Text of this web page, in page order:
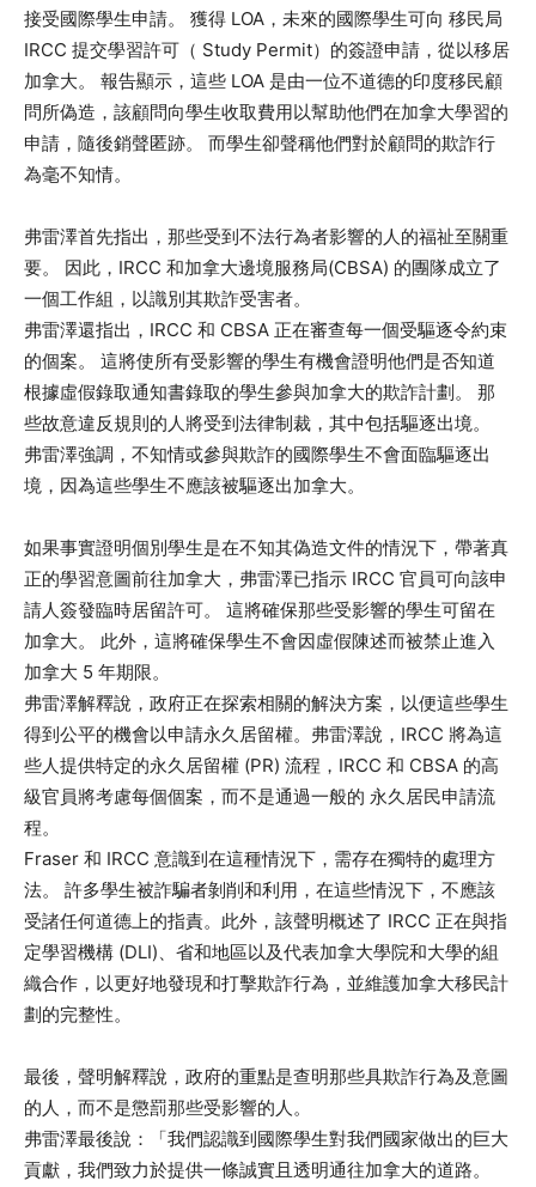
接受國際學生申請。 獲得 LOA，未來的國際學生可向 移民局
IRCC 提交學習許可（ Study Permit）的簽證申請，從以移居
加拿大。 報告顯示，這些 LOA 是由一位不道德的印度移民顧
問所偽造，該顧問向學生收取費用以幫助他們在加拿大學習的
申請，隨後銷聲匿跡。 而學生卻聲稱他們對於顧問的欺詐行
為毫不知情。
弗雷澤首先指出，那些受到不法行為者影響的人的福祉至關重
要。 因此，IRCC 和加拿大邊境服務局(CBSA) 的團隊成立了
一個工作組，以識別其欺詐受害者。
弗雷澤還指出，IRCC 和 CBSA 正在審查每一個受驅逐令約束
的個案。 這將使所有受影響的學生有機會證明他們是否知道
根據虛假錄取通知書錄取的學生參與加拿大的欺詐計劃。 那
些故意違反規則的人將受到法律制裁，其中包括驅逐出境。
弗雷澤強調，不知情或參與欺詐的國際學生不會面臨驅逐出
境，因為這些學生不應該被驅逐出加拿大。
如果事實證明個別學生是在不知其偽造文件的情況下，帶著真
正的學習意圖前往加拿大，弗雷澤已指示 IRCC 官員可向該申
請人簽發臨時居留許可。 這將確保那些受影響的學生可留在
加拿大。 此外，這將確保學生不會因虛假陳述而被禁止進入
加拿大 5 年期限。
弗雷澤解釋說，政府正在探索相關的解決方案，以便這些學生
得到公平的機會以申請永久居留權。弗雷澤說，IRCC 將為這
些人提供特定的永久居留權 (PR) 流程，IRCC 和 CBSA 的高
級官員將考慮每個個案，而不是通過一般的 永久居民申請流
程。
Fraser 和 IRCC 意識到在這種情況下，需存在獨特的處理方
法。 許多學生被詐騙者剝削和利用，在這些情況下，不應該
受諸任何道德上的指責。此外，該聲明概述了 IRCC 正在與指
定學習機構 (DLI)、省和地區以及代表加拿大學院和大學的組
織合作，以更好地發現和打擊欺詐行為，並維護加拿大移民計
劃的完整性。
最後，聲明解釋說，政府的重點是查明那些具欺詐行為及意圖
的人，而不是懲罰那些受影響的人。
弗雷澤最後說：「我們認識到國際學生對我們國家做出的巨大
貢獻，我們致力於提供一條誠實且透明通往加拿大的道路。